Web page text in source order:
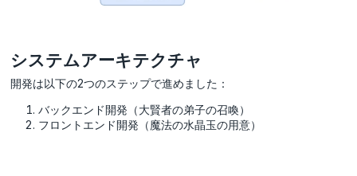
システムアーキテクチャ
開発は以下の2つのステップで進めました：
バックエンド開発（大賢者の弟子の召喚）
フロントエンド開発（魔法の水晶玉の用意）